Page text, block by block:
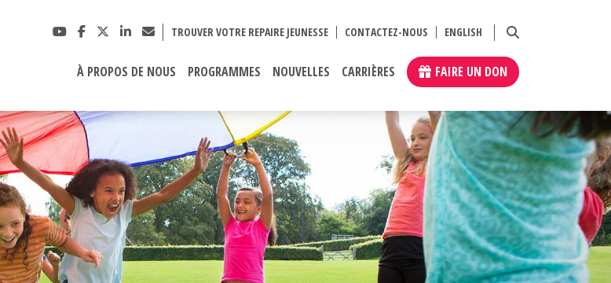
TROUVER VOTRE REPAIRE JEUNESSE CONTACTEZ-NOUS ENGLISH
À PROPOS DE NOUS PROGRAMMES NOUVELLES CARRIÈRES FAIRE UN DON